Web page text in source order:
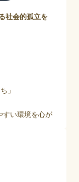
社会的孤立を
」
すい環境を心が